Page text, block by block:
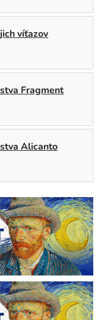
víťazov
Fragment
Alicanto